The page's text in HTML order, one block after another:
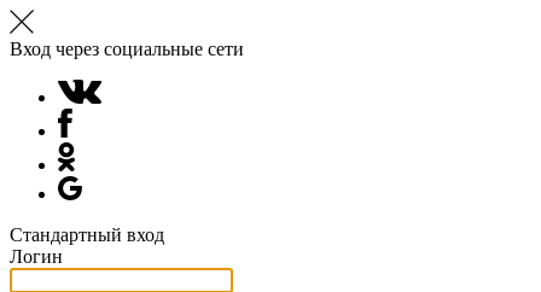
Вход через социальные сети
Стандартный вход
Логин